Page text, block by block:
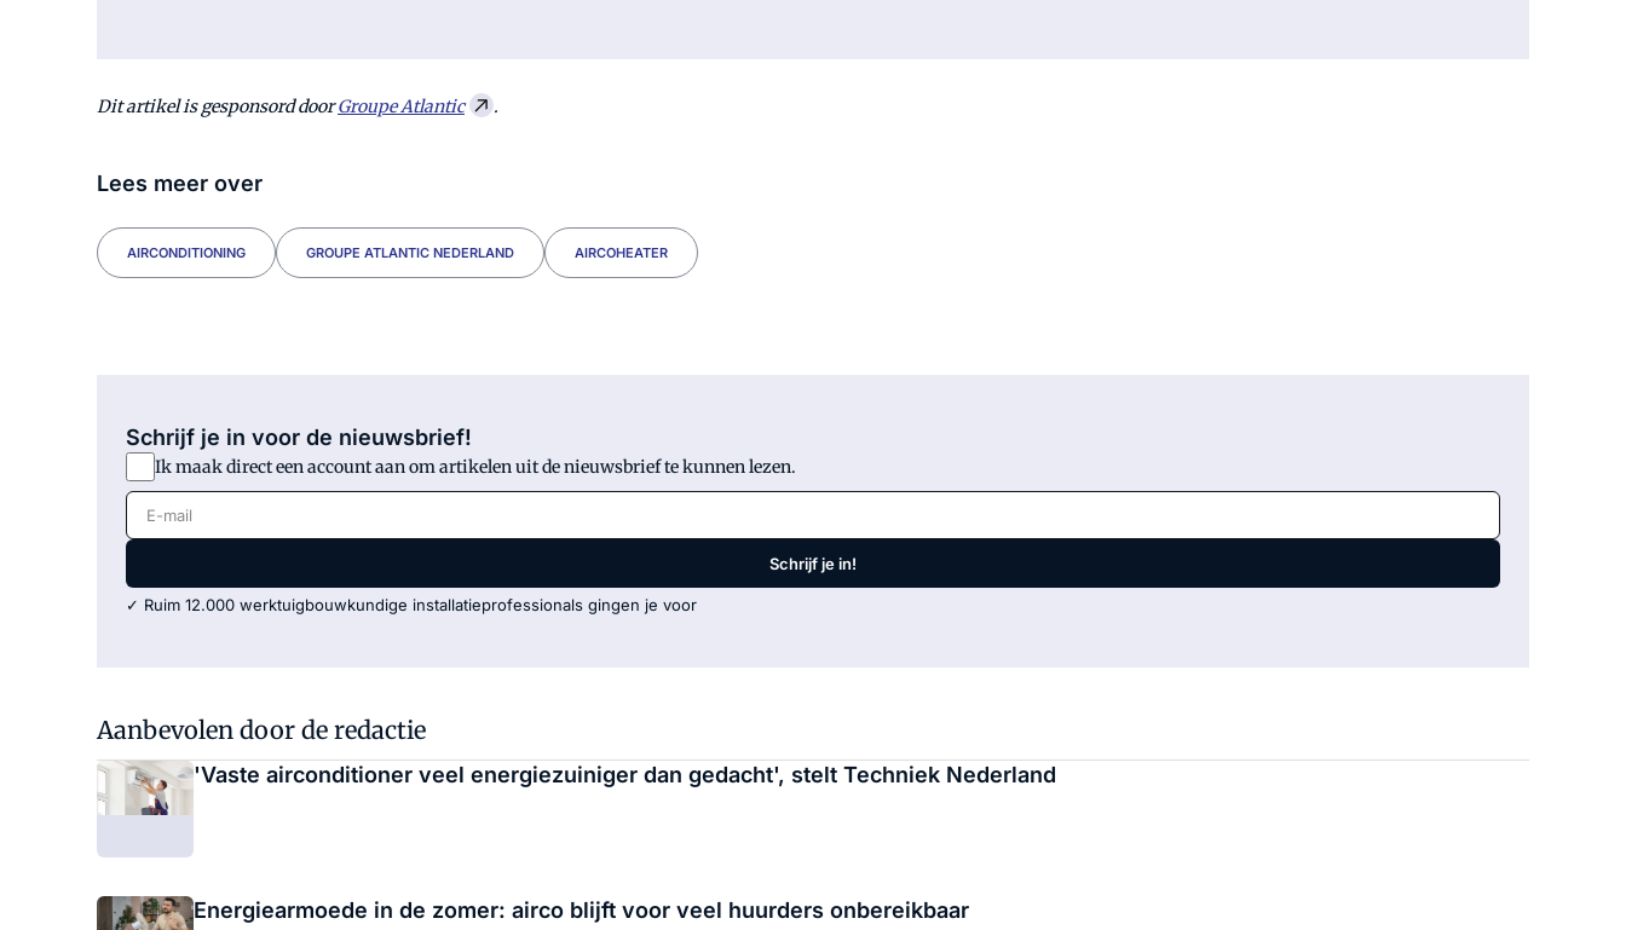
Dit artikel is gesponsord doorGroupe Atlantic .
Lees meer over
AIRCONDITIONING GROUPE ATLANTIC NEDERLAND AIRCOHEATER
Schrijf je in voor de nieuwsbrief!
Ik maak direct een account aan om artikelen uit de nieuwsbrief te kunnen lezen.
E-mail
Schrijf je in!
✓ Ruim 12.000 werktuigbouwkundige installatieprofessionals gingen je voor
Aanbevolen door de redactie
'Vaste airconditioner veel energiezuiniger dan gedacht', stelt Techniek Nederland
Energiearmoede in de zomer: airco blijft voor veel huurders onbereikbaar